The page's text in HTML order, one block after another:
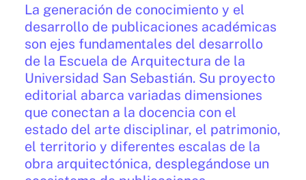
La generación de conocimiento y el
desarrollo de publicaciones académicas
son ejes fundamentales del desarrollo
de la Escuela de Arquitectura de la
Universidad San Sebastián. Su proyecto
editorial abarca variadas dimensiones
que conectan a la docencia con el
estado del arte disciplinar, el patrimonio,
el territorio y diferentes escalas de la
obra arquitectónica, desplegándose un